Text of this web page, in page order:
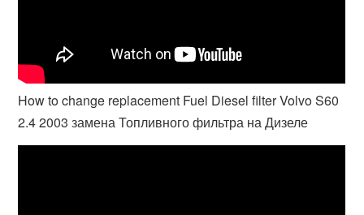
How to change replacement Fuel Diesel filter Volvo S60
2.4 2003 замена Топливного фильтра на Дизеле